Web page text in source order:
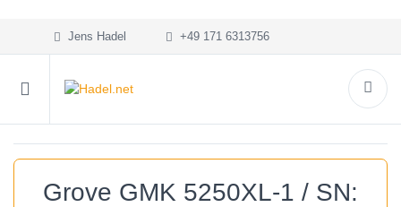
Jens Hadel +49 171 6313756
Grove GMK 5250XL-1 / SN: